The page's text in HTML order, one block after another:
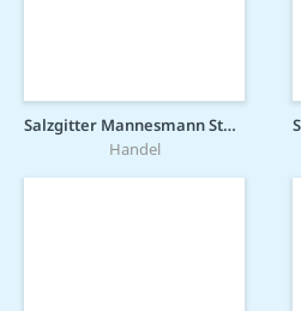
Salzgitter Mannesmann Stahlhandel GmbH
Handel